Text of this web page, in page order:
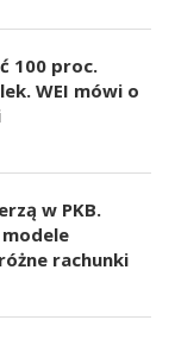
100 proc.
WEI mówi o
w PKB.
rachunki